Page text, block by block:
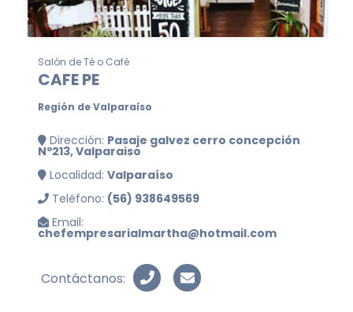
Salón de Té o Café
CAFE PE
Región de Valparaíso
Dirección: Pasaje galvez cerro concepción
Nº213, Valparaiso
Localidad: Valparaíso
Teléfono: (56) 938649569
Email:
chefempresarialmartha@hotmail.com
Contáctanos: